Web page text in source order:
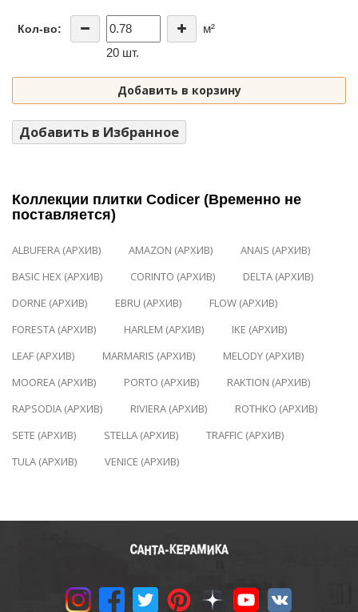
Кол-во:
м²
20 шт.
Добавить в корзину
Добавить в Избранное
Коллекции плитки Codicer (Временно не
поставляется)
ALBUFERA (АРХИВ) AMAZON (АРХИВ)
ANAIS (АРХИВ)
BASIC HEX (АРХИВ)
CORINTO (АРХИВ)
DELTA (АРХИВ)
DORNE (АРХИВ)
EBRU (АРХИВ)
FLOW (АРХИВ)
FORESTA (АРХИВ)
HARLEM (АРХИВ)
IKE (АРХИВ)
LEAF (АРХИВ)
MARMARIS (АРХИВ)
MELODY (АРХИВ)
MOOREA (АРХИВ)
PORTO (АРХИВ)
RAKTION (АРХИВ)
RAPSODIA (АРХИВ)
RIVIERA (АРХИВ)
ROTHKO (АРХИВ)
SETE (АРХИВ)
STELLA (АРХИВ)
TRAFFIC (АРХИВ)
TULA (АРХИВ)
VENICE (АРХИВ)